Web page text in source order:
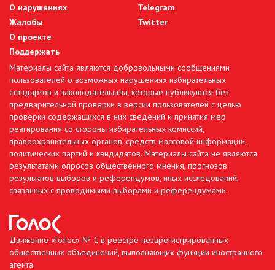
О нарушениях
Жалобы
О проекте
Поддержать
Telegram
Twitter
Материалы сайта являются добровольными сообщениями
пользователей о возможных нарушениях избирательных
стандартов и законодательства, которые публикуются без
предварительной проверки в версии пользователей с целью
проверки содержащихся в них сведений и принятия мер
реагирования со стороны избирательных комиссий,
правоохранительных органов, средств массовой информации,
политических партий и кандидатов. Материалы сайта не являются
результатами опросов общественного мнения, прогнозов
результатов выборов и референдумов, иных исследований,
связанных с проводимыми выборами и референдумами.
Движение «Голос» № 1 в реестре незарегистрированных
общественных объединений, выполняющих функции иностранного
агента